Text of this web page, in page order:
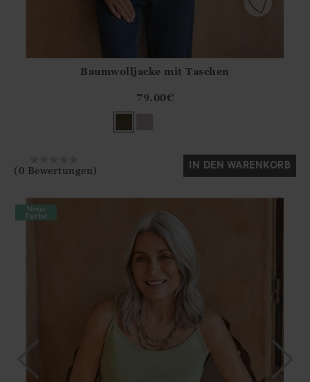
?? ""
Ja
Baumwolljacke mit Taschen
79.00€
(0 Bewertungen) IN DEN WARENKORB